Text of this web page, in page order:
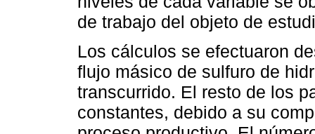
de trabajo del objeto de
Los cálculos se efectuaron
flujo másico de sulfuro de
transcurrido. El resto de los
constantes, debido a su